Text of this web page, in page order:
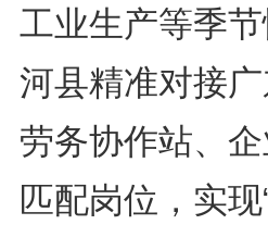
工业生产等季
河县精准对接
劳务协作站、
匹配岗位，实